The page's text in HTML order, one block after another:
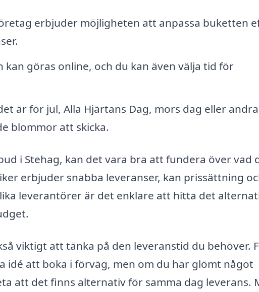
erbjuder möjligheten att anpassa buketten
kan göras online, och du kan även välja tid för
är för jul, Alla Hjärtans Dag, mors dag eller andra
blommor att skicka.
i Stehag, kan det vara bra att fundera över vad
erbjuder snabba leveranser, kan prissättning
leverantörer är det enklare att hitta det
viktigt att tänka på den leveranstid du behöver.
idé att boka i förväg, men om du har glömt något
att det finns alternativ för samma dag leverans.